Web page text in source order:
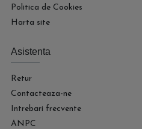
Politica de Cookies
Harta site
Asistenta
Retur
Contacteaza-ne
Intrebari frecvente
ANPC